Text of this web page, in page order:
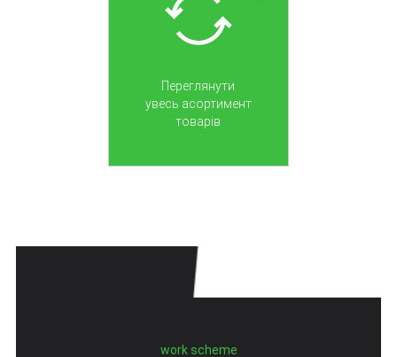
Переглянути
увесь асортимент
товарів
work scheme